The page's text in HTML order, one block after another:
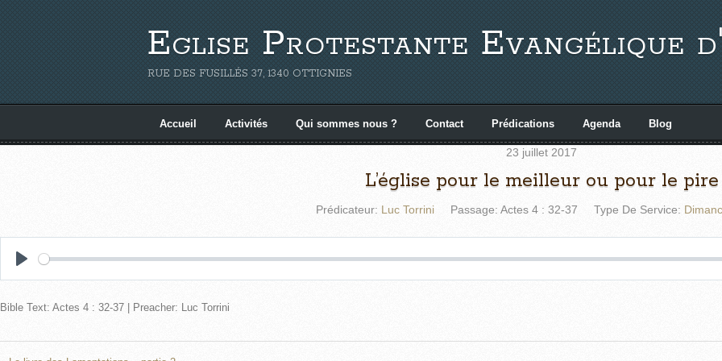
Eglise Protestante Evangélique
RUE DES FUSILLÉS 37, 1340 OTTIGNIES
Accueil Activités Qui sommes nous ? Contact Prédications Agenda Blog
23 juillet 2017
L’église pour le meilleur ou pour le pire
Prédicateur: Luc Torrini Passage: Actes 4 : 32-37 Type De Service:
a
Bible Text: Actes 4 : 32-37 | Preacher: Luc Torrini